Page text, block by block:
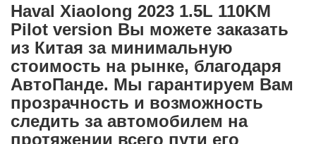
Haval Xiaolong 2023 1.5L 110KM
Pilot version Вы можете заказать
из Китая за минимальную
стоимость на рынке, благодаря
АвтоПанде. Мы гарантируем Вам
прозрачность и возможность
следить за автомобилем на
протяжении всего пути его